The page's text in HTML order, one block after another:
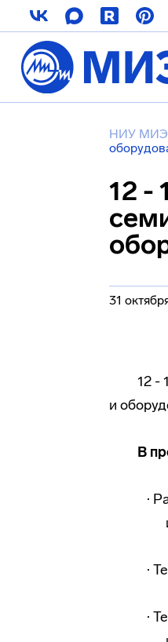
НИУ
12 -
31
12 -
и
В
·
·
·